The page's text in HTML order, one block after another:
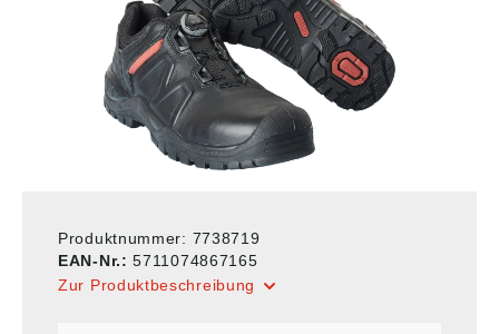
Produktnummer: 7738719
EAN-Nr.:5711074867165
Zur Produktbeschreibung